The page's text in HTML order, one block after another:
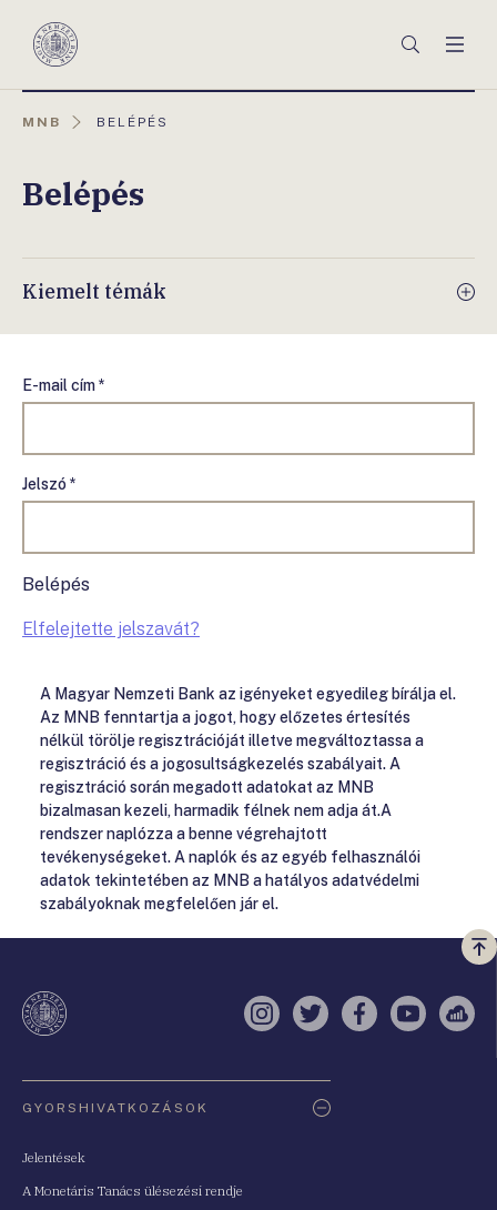
Magyar
Keresés
MNB
AKTUÁLIS
BELÉPÉS
Belépés
Kiemelt témák
E-mail cím *
Jelszó *
Belépés
Elfelejtette jelszavát?
A Magyar Nemzeti Bank az igényeket egyedileg bírálja el.
Az MNB fenntartja a jogot, hogy előzetes értesítés
nélkül törölje regisztrációját illetve megváltoztassa a
regisztráció és a jogosultságkezelés szabályait. A
regisztráció során megadott adatokat az MNB
bizalmasan kezeli, harmadik félnek nem adja át.A
rendszer naplózza a benne végrehajtott
tevékenységeket. A naplók és az egyéb felhasználói
adatok tekintetében az MNB a hatályos adatvédelmi
szabályoknak megfelelően jár el.
a
Instagram
TwitterFacebook
YouTube
GYORSHIVATKOZÁSOK
Jelentések
A Monetáris Tanács ülésezési rendje